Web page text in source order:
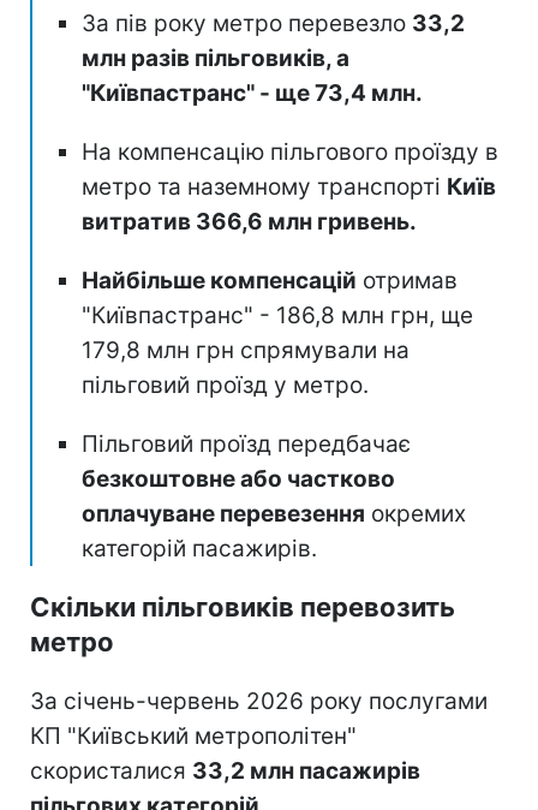
За пів року метро перевезло 33,2
млн разів пільговиків, а
"Київпастранс" - ще 73,4 млн.
На компенсацію пільгового проїзду в
метро та наземному транспорті Київ
витратив 366,6 млн гривень.
Найбільше компенсацій отримав
"Київпастранс" - 186,8 млн грн, ще
179,8 млн грн спрямували на
пільговий проїзд у метро.
Пільговий проїзд передбачає
безкоштовне або частково
оплачуване перевезення окремих
категорій пасажирів.
Скільки пільговиків перевозить
метро
За січень-червень 2026 року послугами
КП "Київський метрополітен"
скористалися 33,2 млн пасажирів